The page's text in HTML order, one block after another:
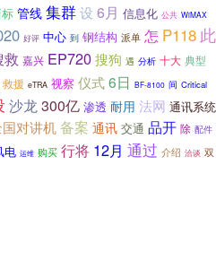
管线 集群设 6月 信息化 公共 WiMAX
好评 中心 到 钢结构 派单 怎 P118 此
救 嘉兴 EP720搜狗 遇 分析 十大 典型
救援 eTRA 视察 仪式6日 BF-8100 间 Critical
沙龙300亿 渗透 耐用 法网 通讯系统
对讲机备案 通讯 交通 品开 除 配件
电 运维 购买 行将 12月 通过 介绍 洽谈 双